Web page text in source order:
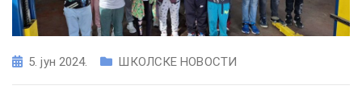
5. јун 2024. ШКОЛСКЕ НОВОСТИ